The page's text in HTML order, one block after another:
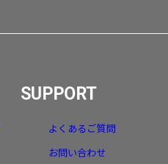
SUPPORT
よくあるご質問
お問い合わせ